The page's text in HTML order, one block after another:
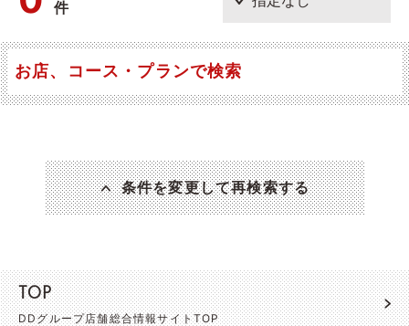
件
お店、コース・プランで検索
条件を変更して再検索する
TOP
DDグループ店舗総合情報サイトTOP